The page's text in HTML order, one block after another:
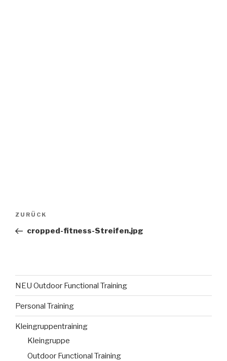
ZURÜCK
cropped-fitness-Streifen.jpg
NEU Outdoor Functional Training
Personal Training
Kleingruppentraining
Kleingruppe
Outdoor Functional Training